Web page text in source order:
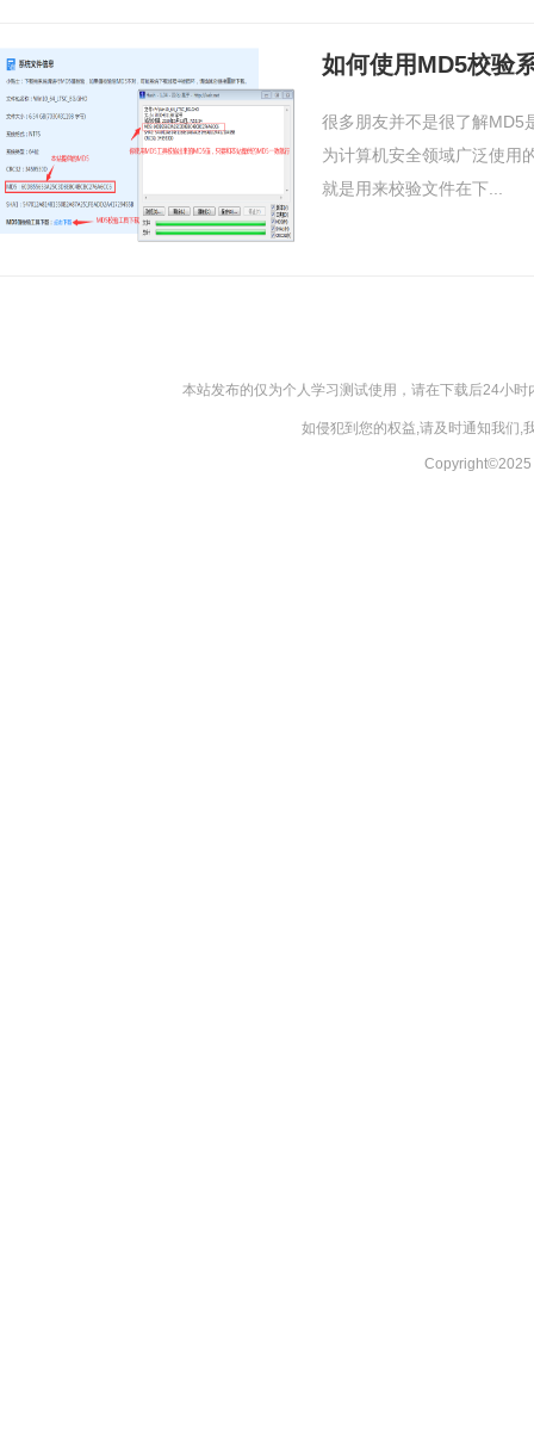
如何使用MD5校验
很多朋友并不是很了解MD5
为计算机安全领域广泛使用
就是用来校验文件在下...
本站发布的仅为个人学习测试使用，请在下载后24小
如侵犯到您的权益,请及时通知我们,
Copyright©2025